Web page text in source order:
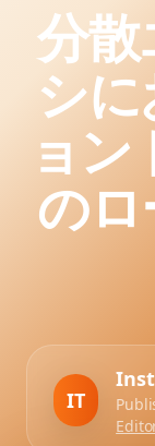
分
シ
ョ
の
IT